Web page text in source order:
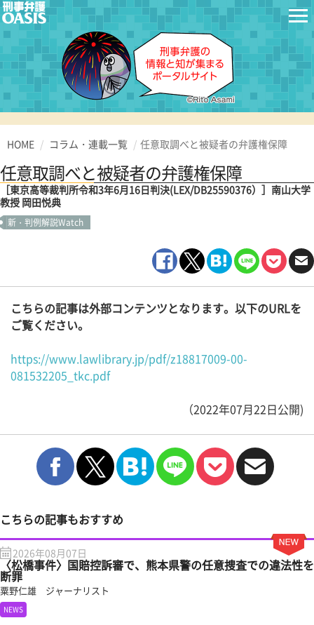
HOME コラム・連載一覧 任意取調べと被疑者の弁護権保障
任意取調べと被疑者の弁護権保障
［東京高等裁判所令和3年6月16日判決(LEX/DB25590376）］南山大学
教授 岡田悦典
新・判例解説Watch
こちらの記事は外部コンテンツとなります。以下のURLを
ご覧ください。
https://www.lawlibrary.jp/pdf/z18817009-00-
081532205_tkc.pdf
（2022年07月22日公開)
こちらの記事もおすすめ
2026年08月07日
〈松橋事件〉国賠控訴審で、熊本県警の任意捜査での違法性を
断罪
粟野仁雄 ジャーナリスト
NEWS